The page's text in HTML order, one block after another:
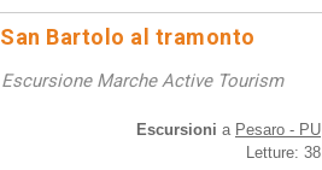
San Bartolo al tramonto
Escursione Marche Active Tourism
Escursioni a Pesaro - PU
Letture: 38